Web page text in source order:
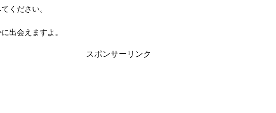
ください。
出会えますよ。
スポンサーリンク